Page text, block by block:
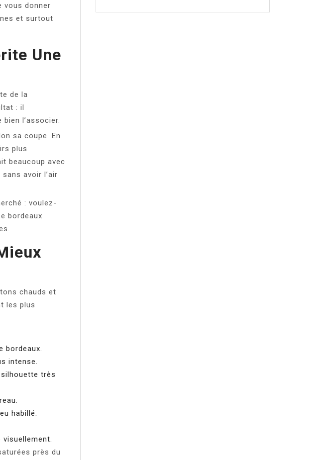
vous donner
et surtout
Une
de la
: il
l’associer.
sa coupe. En
plus
beaucoup avec
avoir l’air
: voulez-
bordeaux
chauds et
les plus
bordeaux.
intense.
très
habillé.
visuellement.
près du